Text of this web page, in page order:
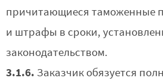
причитающиеся таможенные
и штрафы в сроки,
законодательством.
3.1.6. Заказчик обязуется